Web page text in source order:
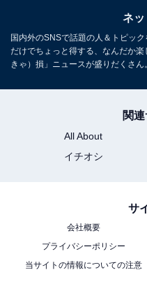
ネッ
国内外のSNSで話題の人＆トピッ
だけでちょっと得する、なんだか
きゃ）損」ニュースが盛りだくさん。
関
All About
イチオシ
サ
会社概要
プライバシーポリシー
当サイトの情報についての注意